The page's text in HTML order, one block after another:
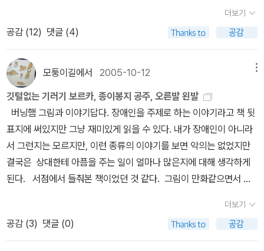
째 그림책은 <깃털 없는 기러기 보르카>입니다.이 책의 그림으로 케
이트 그리너웨이 상을 받았어요.첫 작품부터 상이라니...컬러 석판 인
런던의 큐 가든에 살게 되는데 책이 출판된 지 30년이 지난 후존 버
닝햄은 한 미국인으로부터 편지를 받았다고 해요.영국의 큐 가든에
갔는데 두 아이가 기러기를 보고 뛰어다니며 '보르카, 보르카'라고 외
치는 것을 보았다고요. 자신은 아이들이 어렸을 때인 30년 전부터 이
책을 좋아했는데 지금의 아이들도 이 책을 좋아하며 33년이 지나서
까지 보르카는 여전히 살아있다고 말입니다.아마도 지금보다 훨씬 나
중에도 아이들은 기러기를 보고 '보르카'라고 외칠꺼에요.
그림. 클로드 부종.내가 가지고 있는건 <아름다운 책>, <파란 의자>,
<이웃사촌> 정도인가. 무튼,한 권씩 모아서 전권을소장하겠어. 라고
생각하는 작가.이 작가의 책은 화려하거나 예쁜 그림, 그런건 아닌데,
내용이 좀 골때리는... 크크 기기묘묘한 이야기에 훅 빨려들다가 마지
막 반전에서 으하하 웃음이 터져버리고 마는. 그러나 동시에 심오하
다고 생각되는. 그런 작가.브라이언 와일드 스미스그림책 보는 맛을
느끼게 해주는 화려한 일러스트레이션엄청나게 화려하고, 화사한 색
감과 그림이 이치의 트레이드마크. 동물 그림, 서커스 그림이 많다.윌
리엄 스타이그브라이언 와일드스미스하면 윌리엄 스타이그가 떠오르
는데, 브라이언 와일드스미스가예술적인 화사함이라면,윌리엄 스타
이크는 좀 지저분한 ^^; 화사함? 이랄까? 내용도 좀 못됐다. (좋아요,
보다 내용이 더 끌린다. 특히 주인공들. 강도라던가, 박쥐라던가, 달사
한번쯤은 그의 글을 읽어보지 않았을까 싶다.아무 생각 없이 엄마 이
야기인 줄 알고 읽고선 놀라워 했던『돼지책』의 충격이라니!! 이 책을
^^앤서니 브라운의 모든 그림책을 올리고 싶지만 대충 이 정도!3. 로
렌 차일드『난 토마토 절대 안 먹어』의 작가 로렌 차일드, 조카랑 같이
살아본 적이 있어서 아이들 자라면서 이것저것 가리는 게 많다는 것
잘 안다. 그래서 이 책을 읽고 난 뒤엔 어떡해서든 싫어하는 음식을 먹
여볼려고 온갖 재미있는 단어는 다 만들어서조카가 속아(!) 넘어갈 만
한이름을 붙여준 적이 있었다. 지금은 잘 기억이 나지 않지만 엉터리
처럼 이름을 붙였음에도 아이인지라 깜빡하고 속아서한두 번은먹기
도 했던 것 같다. 로렌 차일드의 그림책은 그림도 재미있고 내용도 유
좋겠다.4. 피터 레이놀즈피터 레이놀즈의 그림책을 처음 보자마자홀
딱 반하고 말았다.이런 수채화 풍의 그림이 나는 좋다. 연필 선과 맑고
투명한 색들의 조화.『점』『느끼는 대로』도 좋았고, 엘리슨 맥기와 같
현재까지로는 그저 소원일 뿐이다. 그래서 나의 소망상자에 담아본
다. 입학하기전에 내가 이벤트 당첨이라도 되서 적립금이라도 왕창
생기거나, 혹은 글이라도 하나 당선되어 상품권이라도 받게 되면 당
장 사주고 싶어서... 비록 이 모든 책을 다 못사 줄지라도 말이다. <
올해 1학년에 입학하는 아이에게 주고 싶은 책들> 1. 지각대장존 : 더
이상 말이 필요없는 책이다. 존 버닝햄의 책으로 주인공 '존 패트릭노
먼 멕헤너시' 가 학교에 등교하며 생긴 사건들이 아이들과 어른들에
게 배꼽빠지게 하는 책, 이런 책이라면 아이들은 금방 책읽는 재미에
빠져들게 하기 충분하다. 2. 깃털없는 기러기 보르카: 울 딸이 대뜸 첫
번째 책으로 추천한 거다. 태어날 때부터 다른 형제들과 달리 깃털이
없이 태어난 보르카의 이야기를 통해, 장애인에게 어떻게 대해야 할
지를 아이들에게 일깨워주는 책으로 잔잔한 감동이 있다. 3. 선생님
은 나만 미워해: 내가 강추하는 책이다. 인기동화작가 '이금이선생
더보기
공감 (12) 댓글 (4)
모퉁이길에서 2005-10-12
깃털없는 기러기 보르카, 종이봉지 공주, 오른발 왼발
버닝햄 그림과 이야기답다. 장애인을 주제로 하는 이야기라고 책 뒷
표지에 써있지만 그냥 재미있게 읽을 수 있다. 내가 장애인이 아니라
서 그런지는 모르지만, 이런 종류의 이야기를 보면 악의는 없었지만
결국은 상대한테 아픔을 주는 일이 얼마나 많은지에 대해 생각하게
된다. 서점에서 들춰본 책이었던 것 같다. 그림이 만화같으면서 이
님이 소개한 책이었다. 할아버지와 손자 사이의 사랑이야기.사랑으
로 뇌졸중을 극복한다는 것 아주 좋은 이야기이지만, 잘 모르겠다. 마
냥 좋은 이야기인지. 아무튼 조부와 같이 사는 가정이다. 외할아버지
더보기
공감 (3) 댓글 (0)